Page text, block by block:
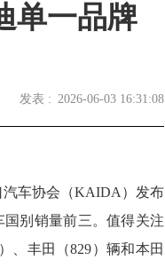
单一品牌
发表 : 2026-06-03 16:31:08
汽车协会（KAIDA）发布
别销量前三。值得关注
、丰田（829）辆和本田